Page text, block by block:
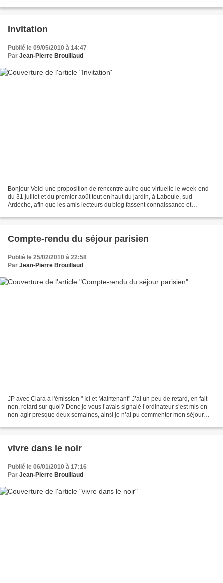
Invitation
Publié le 09/05/2010 à 14:47
Par Jean-Pierre Brouillaud
Bonjour Voici une proposition de rencontre autre que virtuelle le week-end
du 31 juillet et du premier août tout en haut du jardin, à Laboule, sud
Ardèche, afin que les amis lecteurs du blog fassent connaissance et
Compte-rendu du séjour parisien
Publié le 25/02/2010 à 22:58
Par Jean-Pierre Brouillaud
JP avec Clara à l'émission " Ici et Maintenant" J’ai un peu de retard, en fait
non, retard sur quoi? Donc je vous l’avais signalé l’ordinateur s’est mis en
non-agir presque deux semaines, ainsi je n’ai pu commenter mon séjour
vivre dans le noir
Publié le 06/01/2010 à 17:16
Par Jean-Pierre Brouillaud